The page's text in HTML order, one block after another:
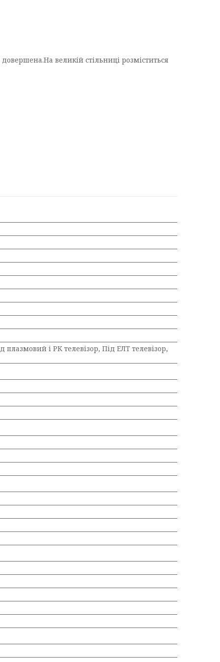
великій стільниці розміститься
плазмовий і РК телевізор, Під ЕЛТ телевізор,